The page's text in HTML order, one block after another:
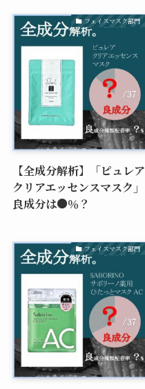
フェイスマスク部門
【全成分解析】「ピュレア
クリアエッセンスマスク」
良成分は●％？
フェイスマスク部門